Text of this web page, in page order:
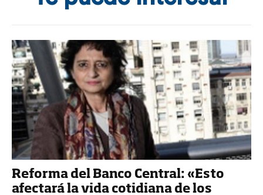
Reforma del Banco Central: «Esto
afectará la vida cotidiana de los